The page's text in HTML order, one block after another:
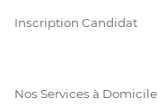
Inscription Candidat
Nos Services à Domicile